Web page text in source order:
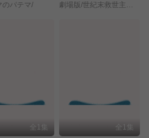
のパテマ/ 劇場版/世紀末救世主伝説/北斗の拳/
全1集 全1集